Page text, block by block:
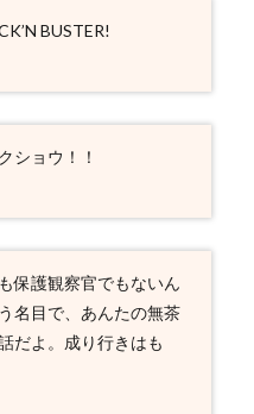
BUSTER!
ショウ！！
保護観察官でもないん
名目で、あんたの無茶
だよ。成り行きはも